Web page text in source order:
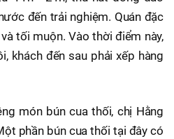
đến trải nghiệm. Quán đặc
tối muộn. Vào thời điểm này,
khách đến sau phải xếp hàng
món bún cua thối, chị Hằng
phần bún cua thối tại đây có